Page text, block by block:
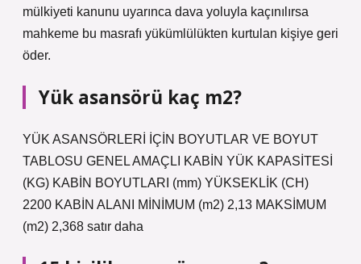
mülkiyeti kanunu uyarınca dava yoluyla kaçınılırsa
mahkeme bu masrafı yükümlülükten kurtulan kişiye geri
öder.
Yük asansörü kaç m2?
YÜK ASANSÖRLERİ İÇİN BOYUTLAR VE BOYUT
TABLOSU GENEL AMAÇLI KABİN YÜK KAPASİTESİ
(KG) KABİN BOYUTLARI (mm) YÜKSEKLİK (CH)
2200 KABİN ALANI MİNİMUM (m2) 2,13 MAKSİMUM
(m2) 2,368 satır daha